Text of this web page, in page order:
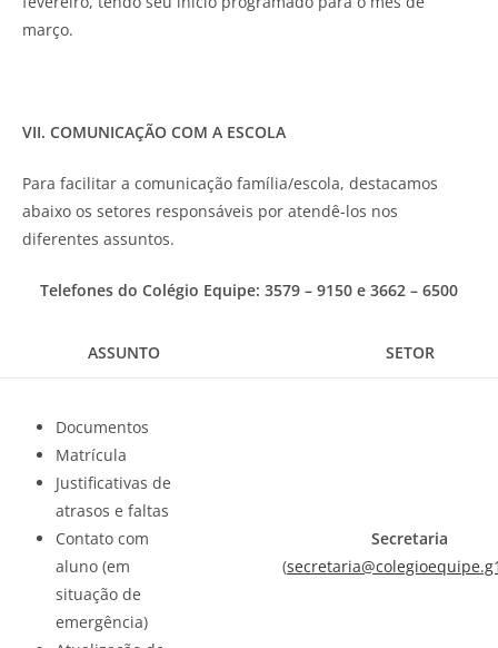
março.
VII. COMUNICAÇÃO COM A ESCOLA
Para facilitar a comunicação família/escola, destacamos
abaixo os setores responsáveis por atendê-los nos
diferentes assuntos.
Telefones do Colégio Equipe: 3579 – 9150 e 3662 – 6500
ASSUNTO SETOR
Documentos
Matrícula
Justificativas de
atrasos e faltas
Contato com
aluno (em
situação de
emergência)
Secretaria
(